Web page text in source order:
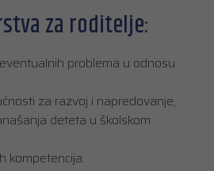
za roditelje:
problema u odnosu
za razvoj i napredovanje,
deteta u školskom
kompetencija.